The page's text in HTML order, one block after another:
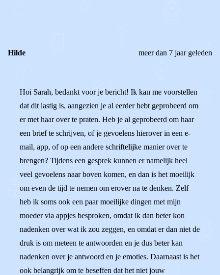
Hilde meer dan 7 jaar geleden
Hoi Sarah, bedankt voor je bericht! Ik kan me voorstellen
dat dit lastig is, aangezien je al eerder hebt geprobeerd om
er met haar over te praten. Heb je al geprobeerd om haar
een brief te schrijven, of je gevoelens hierover in een e-
mail, app, of op een andere schriftelijke manier over te
brengen? Tijdens een gesprek kunnen er namelijk heel
veel gevoelens naar boven komen, en dan is het moeilijk
om even de tijd te nemen om erover na te denken. Zelf
heb ik soms ook een paar moeilijke dingen met mijn
moeder via appjes besproken, omdat ik dan beter kon
nadenken over wat ik zou zeggen, en omdat er dan niet de
druk is om meteen te antwoorden en je dus beter kan
nadenken over je antwoord en je emoties. Daarnaast is het
ook belangrijk om te beseffen dat het niet jouw